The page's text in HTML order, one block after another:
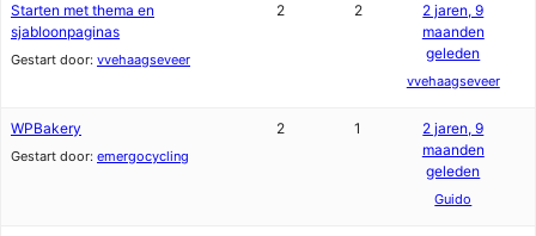
Starten met thema en
sjabloonpaginas
Gestart door: vvehaagseveer
2 2
2 jaren, 9
maanden
geleden
vvehaagseveer
WPBakery
Gestart door: emergocycling
2 1
2 jaren, 9
maanden
geleden
Guido